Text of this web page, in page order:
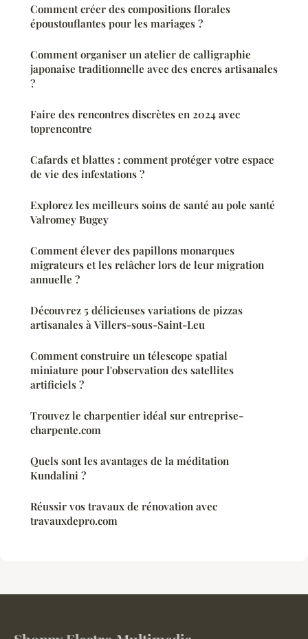
Comment créer des compositions florales
époustouflantes pour les mariages ?
Comment organiser un atelier de calligraphie
japonaise traditionnelle avec des encres artisanales
?
Faire des rencontres discrètes en 2024 avec
toprencontre
Cafards et blattes : comment protéger votre espace
de vie des infestations ?
Explorez les meilleurs soins de santé au pole santé
Valromey Bugey
Comment élever des papillons monarques
migrateurs et les relâcher lors de leur migration
annuelle ?
Découvrez 5 délicieuses variations de pizzas
artisanales à Villers-sous-Saint-Leu
Comment construire un télescope spatial
miniature pour l'observation des satellites
artificiels ?
Trouvez le charpentier idéal sur entreprise-
charpente.com
Quels sont les avantages de la méditation
Kundalini ?
Réussir vos travaux de rénovation avec
travauxdepro.com